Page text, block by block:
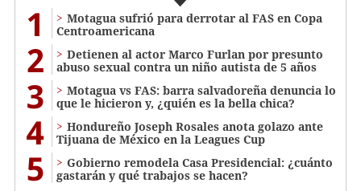
1
Motagua sufrió para derrotar al FAS en Copa
Centroamericana
2
Detienen al actor Marco Furlan por presunto
abuso sexual contra un niño autista de 5 años
3
Motagua vs FAS: barra salvadoreña denuncia lo
que le hicieron y, ¿quién es la bella chica?
4
Hondureño Joseph Rosales anota golazo ante
Tijuana de México en la Leagues Cup
5
Gobierno remodela Casa Presidencial: ¿cuánto
gastarán y qué trabajos se hacen?